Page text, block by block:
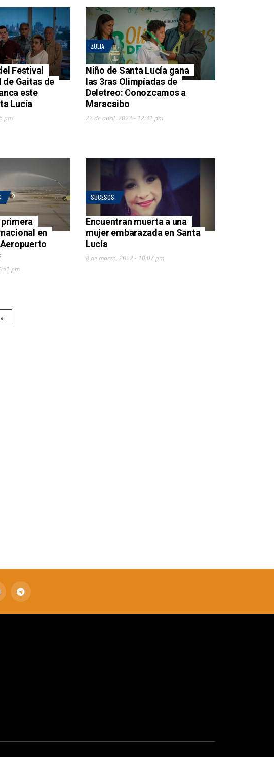
Festival
Gaitas de
este
Lucía
pm
ZULIA
Niño de Santa Lucía gana
las 3ras Olimpíadas de
Deletreo: Conozcamos a
Maracaibo
22 de abril, 2023 - 12:31 pm
en
pm
SUCESOS
Encuentran muerta a una
mujer embarazada en Santa
Lucía
8 de marzo, 2022 - 10:07 pm